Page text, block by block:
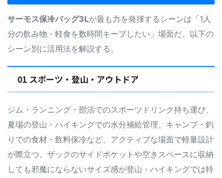
サーモス保冷バッグ3Lが最も力を発揮するシーンは「1人
分の飲み物・軽食を数時間キープしたい」場面だ。以下の
シーン別に活用法を解説する。
01 スポーツ・登山・アウトドア
ジム・ランニング・部活でのスポーツドリンク持ち運び、
夏場の登山・ハイキングでの水分補給管理、キャンプ・釣
りでの食材・飲料保冷など、アクティブな場面で軽量設計
が際立つ。ザックのサイドポケットや空きスペースに収納
しても邪魔にならないサイズ感が登山・ハイキングでは特